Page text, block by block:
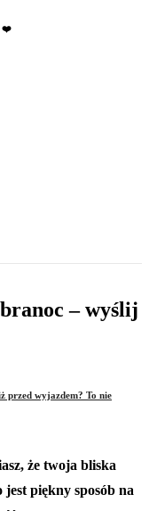
❤️
przed wyjazdem? To nie
– wyślij
że twoja bliska
jest piękny sposób na